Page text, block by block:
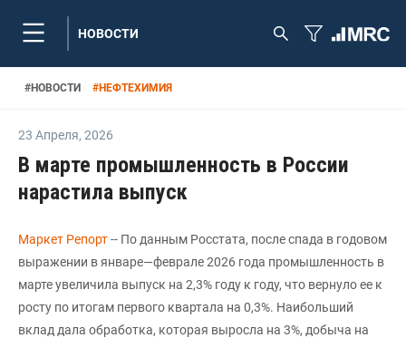
НОВОСТИ
#НОВОСТИ #НЕФТЕХИМИЯ
23 Апреля, 2026
В марте промышленность в России
нарастила выпуск
Маркет Репорт-- По данным Росстата, после спада в годовом
выражении в январе—феврале 2026 года промышленность в
марте увеличила выпуск на 2,3% году к году, что вернуло ее к
росту по итогам первого квартала на 0,3%. Наибольший
вклад дала обработка, которая выросла на 3%, добыча на